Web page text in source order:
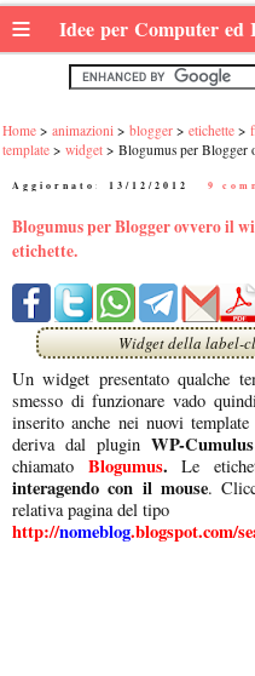
≡ Idee per Computer ed
Home animazioni blogger etichette
template
widget Blogumus per Blogger
Aggiornato: 13/12/2012 9
Blogumus per Blogger ovvero il
etichette.
Widget della label-
Un widget presentato qualche
smesso di funzionare vado
inserito anche nei nuovi
deriva dal plugin WP-Cumulus
chiamato Blogumus. Le
interagendo con il mouse.
relativa pagina del tipo
http://nomeblog.blogspot.com/